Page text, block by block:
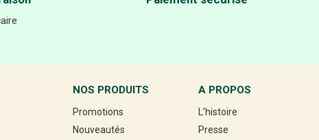
NOS PRODUITS
Promotions
Nouveautés
A PROPOS
L’histoire
Presse